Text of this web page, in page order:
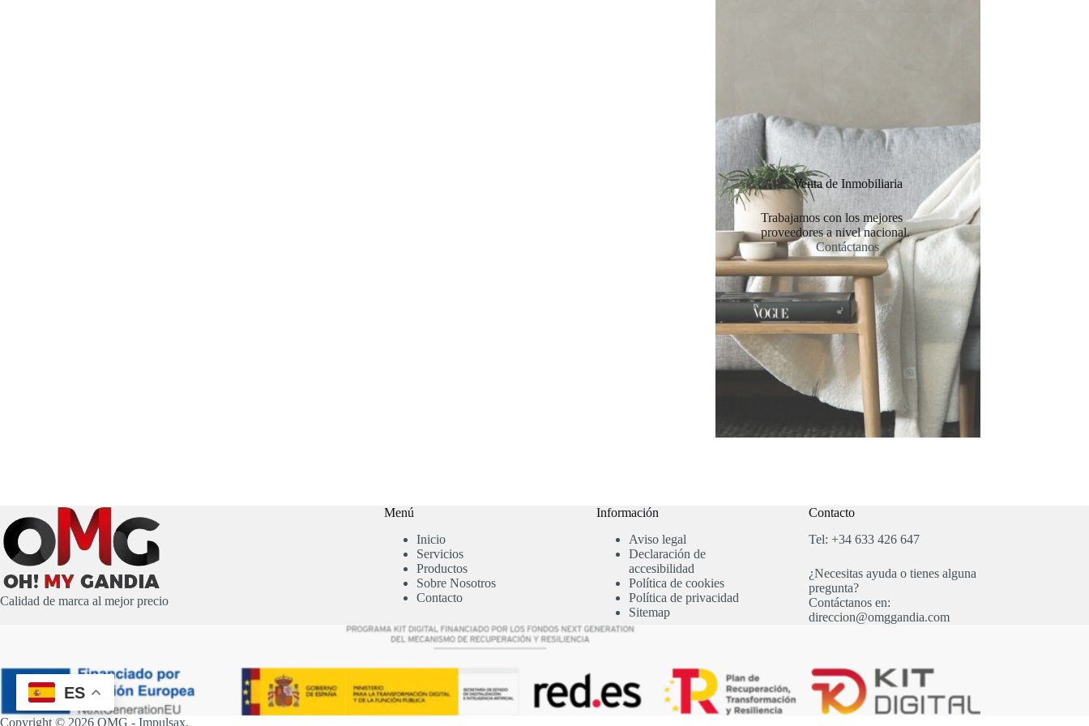
Venta de Inmobiliaria
Trabajamos con los mejores
proveedores a nivel nacional.
Contáctanos
Calidad de marca al mejor precio
Menú
Inicio
Servicios
Productos
Sobre Nosotros
Contacto
Información
Aviso legal
Declaración de
accesibilidad
Política de cookies
Política de privacidad
Sitemap
Contacto
Tel: +34 633 426 647
¿Necesitas ayuda o tienes alguna
pregunta?
Contáctanos en:
direccion@omggandia.com
Copyright © 2026 OMG - Impulsax.
ES